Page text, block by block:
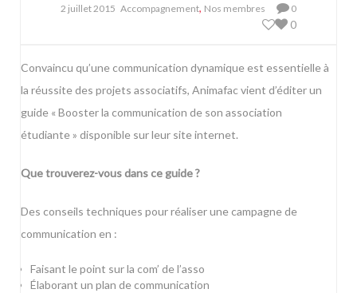
2 juillet 2015 Accompagnement, Nos membres 0
0
Convaincu qu’une communication dynamique est essentielle à
la réussite des projets associatifs, Animafac vient d’éditer un
guide « Booster la communication de son association
étudiante » disponible sur leur site internet.
Que trouverez-vous dans ce guide ?
Des conseils techniques pour réaliser une campagne de
communication en :
Faisant le point sur la com’ de l’asso
Élaborant un plan de communication